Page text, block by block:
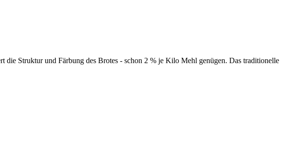
die Struktur und Färbung des Brotes - schon 2 % je Kilo Mehl genügen. Das traditionelle